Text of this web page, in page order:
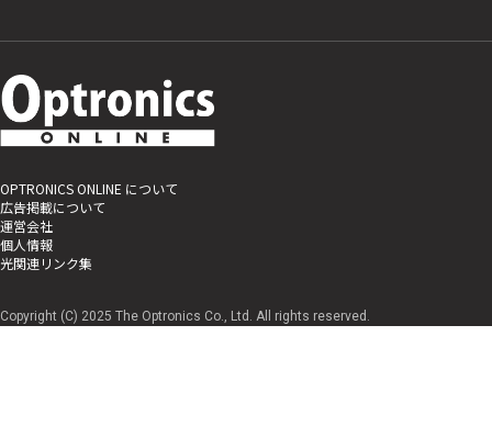
OPTRONICS ONLINE について
広告掲載について
運営会社
個人情報
光関連リンク集
Copyright (C) 2025 The Optronics Co., Ltd. All rights reserved.